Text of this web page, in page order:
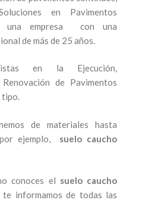
en Pavimentos
una empresa con una
de más de 25 años.
en la Ejecución,
de Pavimentos
tipo.
de materiales hasta
ejemplo, suelo caucho
conoces el suelo caucho
informamos de todas las